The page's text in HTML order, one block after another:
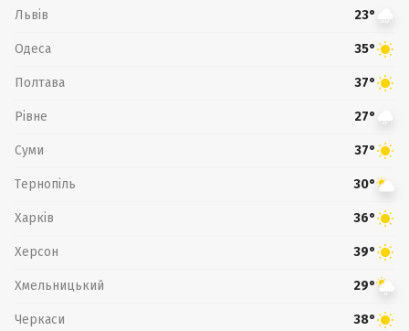
Львів 23°
Одеса 35°
Полтава 37°
Рівне 27°
Суми 37°
Тернопіль 30°
Харків 36°
Херсон 39°
Хмельницький 29°
Черкаси 38°